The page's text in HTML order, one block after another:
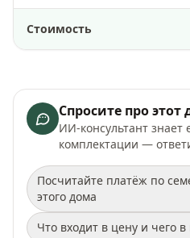
Стоимость
Спросите про этот
ИИ-консультант знает
комплектации —
Посчитайте платёж по
этого дома
Что входит в цену и чего в